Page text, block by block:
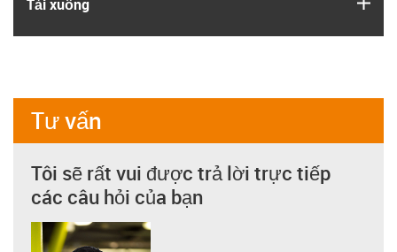
Tải xuống
Tư vấn
Tôi sẽ rất vui được trả lời trực tiếp
các câu hỏi của bạn